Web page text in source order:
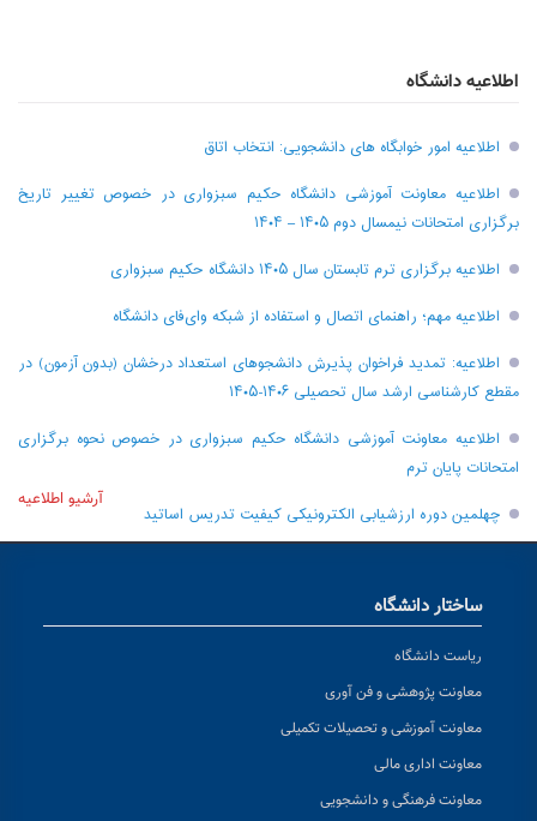
اطلاعیه دانشگاه
اطلاعیه امور خوابگاه های دانشجویی: انتخاب اتاق
اطلاعیه معاونت آموزشی دانشگاه حکیم سبزواری در خصوص تغییر تاریخ
برگزاری امتحانات نیمسال دوم ۱۴۰۵ – ۱۴۰۴
اطلاعیه برگزاری ترم تابستان سال ۱۴۰۵ دانشگاه حکیم سبزواری
اطلاعیه مهم؛ راهنمای اتصال و استفاده از شبکه وای‌فای دانشگاه
اطلاعیه: تمدید فراخوان پذیرش دانشجو‌های استعداد درخشان (بدون آزمون) در
مقطع کارشناسی ارشد سال تحصیلی ۱۴۰۶-۱۴۰۵
اطلاعیه معاونت آموزشی دانشگاه حکیم سبزواری در خصوص نحوه برگزاری
امتحانات پایان ترم
چهلمین دوره ارزشیابی الکترونیکی کیفیت تدریس اساتید
آرشیو اطلاعیه
ساختار دانشگاه
ریاست دانشگاه
معاونت پژوهشی و فن آوری
معاونت آموزشی و تحصیلات تکمیلی
معاونت اداری مالی
معاونت فرهنگی و دانشجویی